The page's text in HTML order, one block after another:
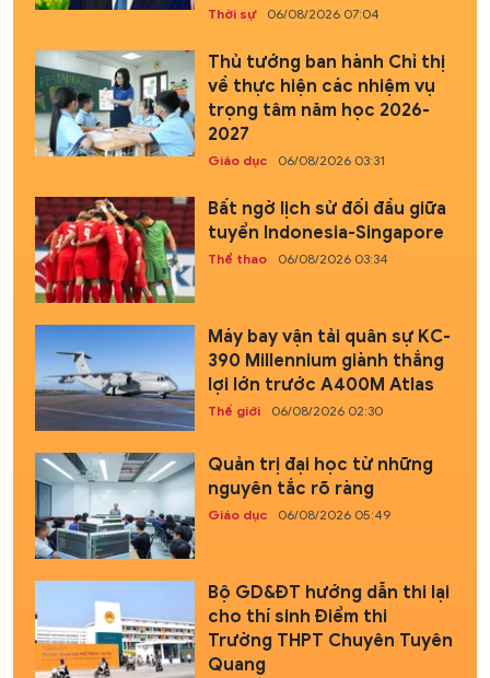
Thời sự 06/08/2026 07:04
Thủ tướng ban hành Chỉ thị
về thực hiện các nhiệm vụ
trọng tâm năm học 2026-
2027
Giáo dục 06/08/2026 03:31
Bất ngờ lịch sử đối đầu giữa
tuyển Indonesia-Singapore
Thể thao 06/08/2026 03:34
Máy bay vận tải quân sự KC-
390 Millennium giành thắng
lợi lớn trước A400M Atlas
Thế giới 06/08/2026 02:30
Quản trị đại học từ những
nguyên tắc rõ ràng
Giáo dục 06/08/2026 05:49
Bộ GD&ĐT hướng dẫn thi lại
cho thí sinh Điểm thi
Trường THPT Chuyên Tuyên
Quang